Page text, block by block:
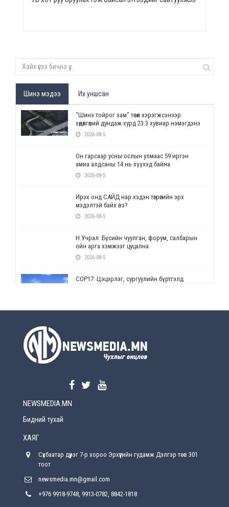
Шинэ мэдээ Их уншсан
“Шинэ тойрог зам” төсөл хэрэгжсэнээр
хөдөлгөөний дундаж хурд 23.3 хувиар нэмэгдэнэ
2026-08-5
Он гарсаар усны ослын улмаас 59 иргэн
амиа алдсаны 14 нь хүүхэд байна
2026-08-5
Ирэх онд САЙД нар хэдэн төгрөгийн эрх
мэдэлтэй байх вэ?
2026-08-5
Н.Учрал: Бүсийн чуулган, форум, салбарын
ойн арга хэмжээг цуцална
2026-08-5
СОР17: Цэцэрлэг, сургуулийн бүртгэлд
2026-08-5
2026-08-5
хүрсэн өгөөжөөрөө ажлаа үнэлж, хэрэгжилтээ
Улсын онцгой комисс өвөлжилтийн бэлтгэл,
NEWSMEDIA.MN
Бидний тухай
ХАЯГ
Сүхбаатар дүүрэг 7-р хороо Эрхүүгийн гудамж Дэлгэр төв 301
тоот
newsmedia.mn@gmail.com
+976 9918-9748, 9913-0782, 8842-1818